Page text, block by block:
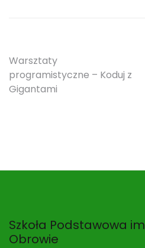
Nawigacja
wpisu
Warsztaty
programistyczne – Koduj z
Gigantami
Szkoła Podstawowa
Obrowie